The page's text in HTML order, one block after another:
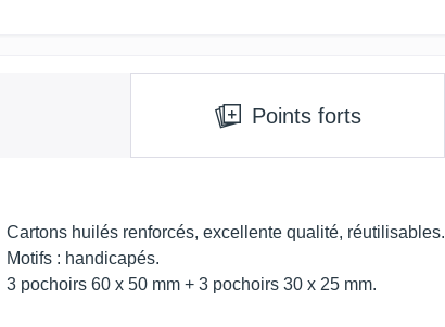
Points forts
Cartons huilés renforcés, excellente qualité, réutilisables.
Motifs : handicapés.
3 pochoirs 60 x 50 mm + 3 pochoirs 30 x 25 mm.